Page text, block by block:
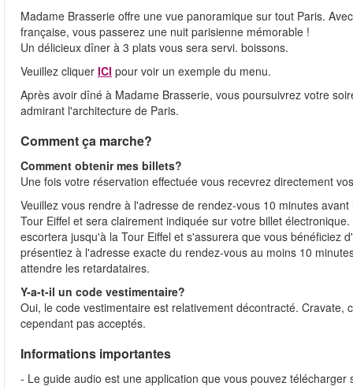
Madame Brasserie offre une vue panoramique sur tout Paris.
française, vous passerez une nuit parisienne mémorable !
Un délicieux dîner à 3 plats vous sera servi. boissons.
Veuillez cliquer ICI pour voir un exemple du menu.
Après avoir dîné à Madame Brasserie, vous poursuivrez votre
admirant l'architecture de Paris.
Comment ça marche?
Comment obtenir mes billets?
Une fois votre réservation effectuée vous recevrez directement
Veuillez vous rendre à l'adresse de rendez-vous 10 minutes
Tour Eiffel et sera clairement indiquée sur votre billet
escortera jusqu'à la Tour Eiffel et s'assurera que vous bénéficiez
présentiez à l'adresse exacte du rendez-vous au moins 10
attendre les retardataires.
Y-a-t-il un code vestimentaire?
Oui, le code vestimentaire est relativement décontracté.
cependant pas acceptés.
Informations importantes
- Le guide audio est une application que vous pouvez